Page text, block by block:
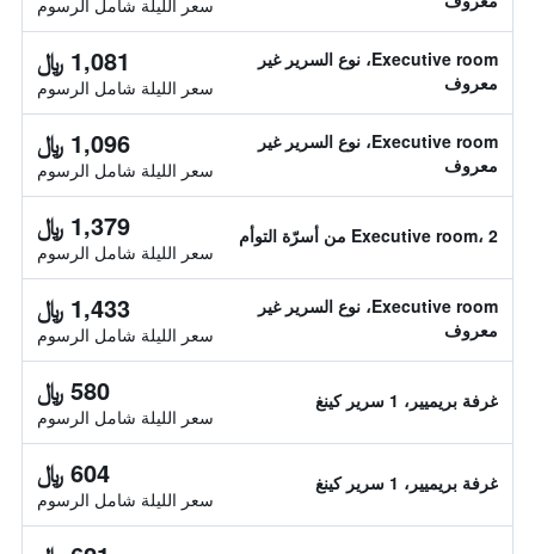
سعر الليلة شامل الرسوم
Executive room، نوع السرير غير
معروف
1,081 ﷼
سعر الليلة شامل الرسوم
Executive room، نوع السرير غير
معروف
1,096 ﷼
سعر الليلة شامل الرسوم
Executive room، 2 من أسرّة التوأم 1,379 ﷼
سعر الليلة شامل الرسوم
Executive room، نوع السرير غير
معروف
1,433 ﷼
سعر الليلة شامل الرسوم
غرفة بريميير، 1 سرير كينغ 580 ﷼
سعر الليلة شامل الرسوم
غرفة بريميير، 1 سرير كينغ 604 ﷼
سعر الليلة شامل الرسوم